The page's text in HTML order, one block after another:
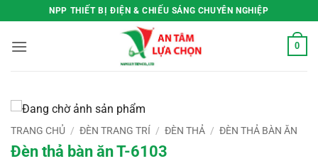
qua
nội
NPP THIẾT BỊ ĐIỆN & CHIẾU SÁNG CHUYÊN NGHIỆP
0
TRANG CHỦ / ĐÈN TRANG TRÍ / ĐÈN THẢ / ĐÈN THẢ BÀN ĂN
Đèn thả bàn ăn T-6103